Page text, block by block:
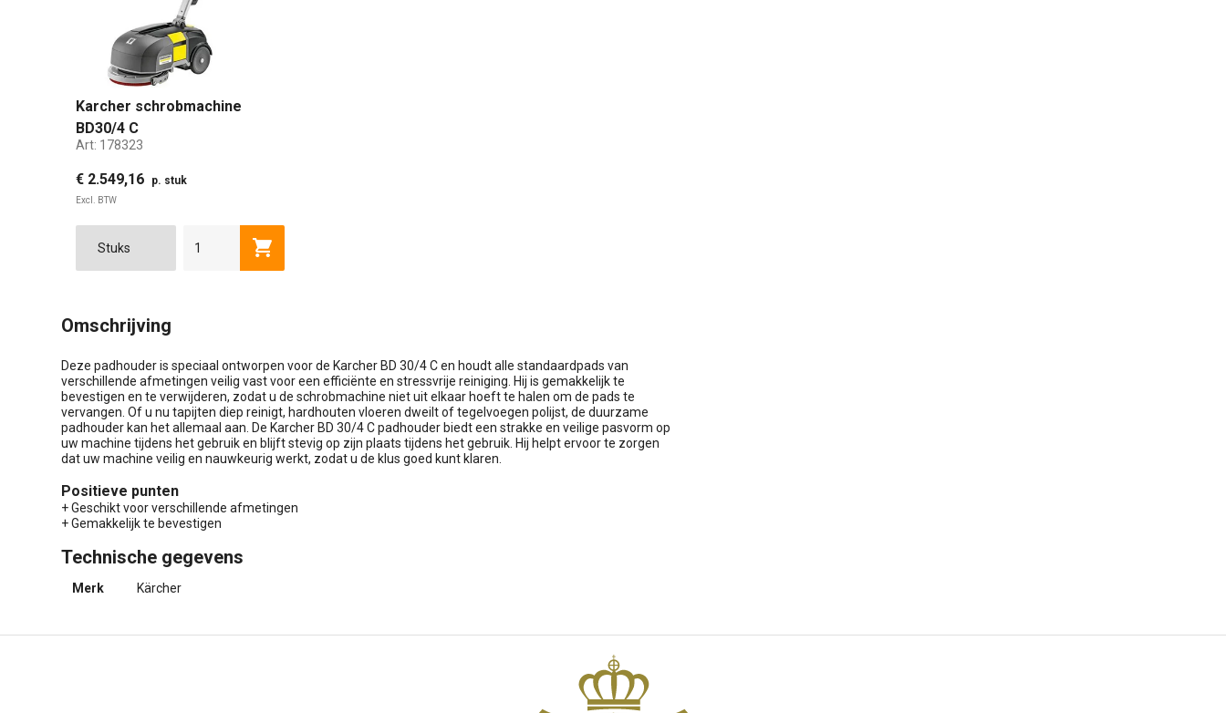
Karcher schrobmachine
BD30/4 C
Art: 178323
€ 2.549,16 p. stuk
Excl. BTW
Toevoegen aan winkelwagen
Omschrijving
Deze padhouder is speciaal ontworpen voor de Karcher BD 30/4 C en houdt alle standaardpads van
verschillende afmetingen veilig vast voor een efficiënte en stressvrije reiniging. Hij is gemakkelijk te
bevestigen en te verwijderen, zodat u de schrobmachine niet uit elkaar hoeft te halen om de pads te
vervangen. Of u nu tapijten diep reinigt, hardhouten vloeren dweilt of tegelvoegen polijst, de duurzame
padhouder kan het allemaal aan. De Karcher BD 30/4 C padhouder biedt een strakke en veilige pasvorm op
uw machine tijdens het gebruik en blijft stevig op zijn plaats tijdens het gebruik. Hij helpt ervoor te zorgen
dat uw machine veilig en nauwkeurig werkt, zodat u de klus goed kunt klaren.
Positieve punten
+ Geschikt voor verschillende afmetingen
+ Gemakkelijk te bevestigen
Technische gegevens
Merk Kärcher